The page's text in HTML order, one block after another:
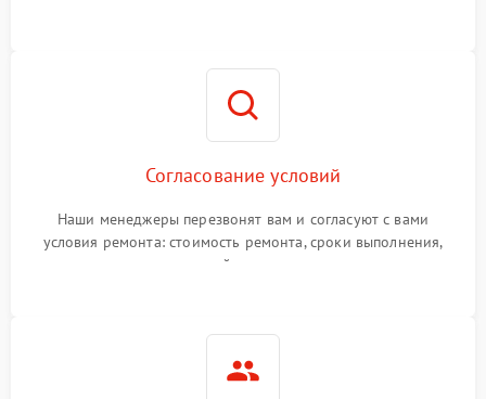
Согласование условий
Наши менеджеры перезвонят вам и согласуют с вами
условия ремонта: стоимость ремонта, сроки выполнения,
гарантийные условия